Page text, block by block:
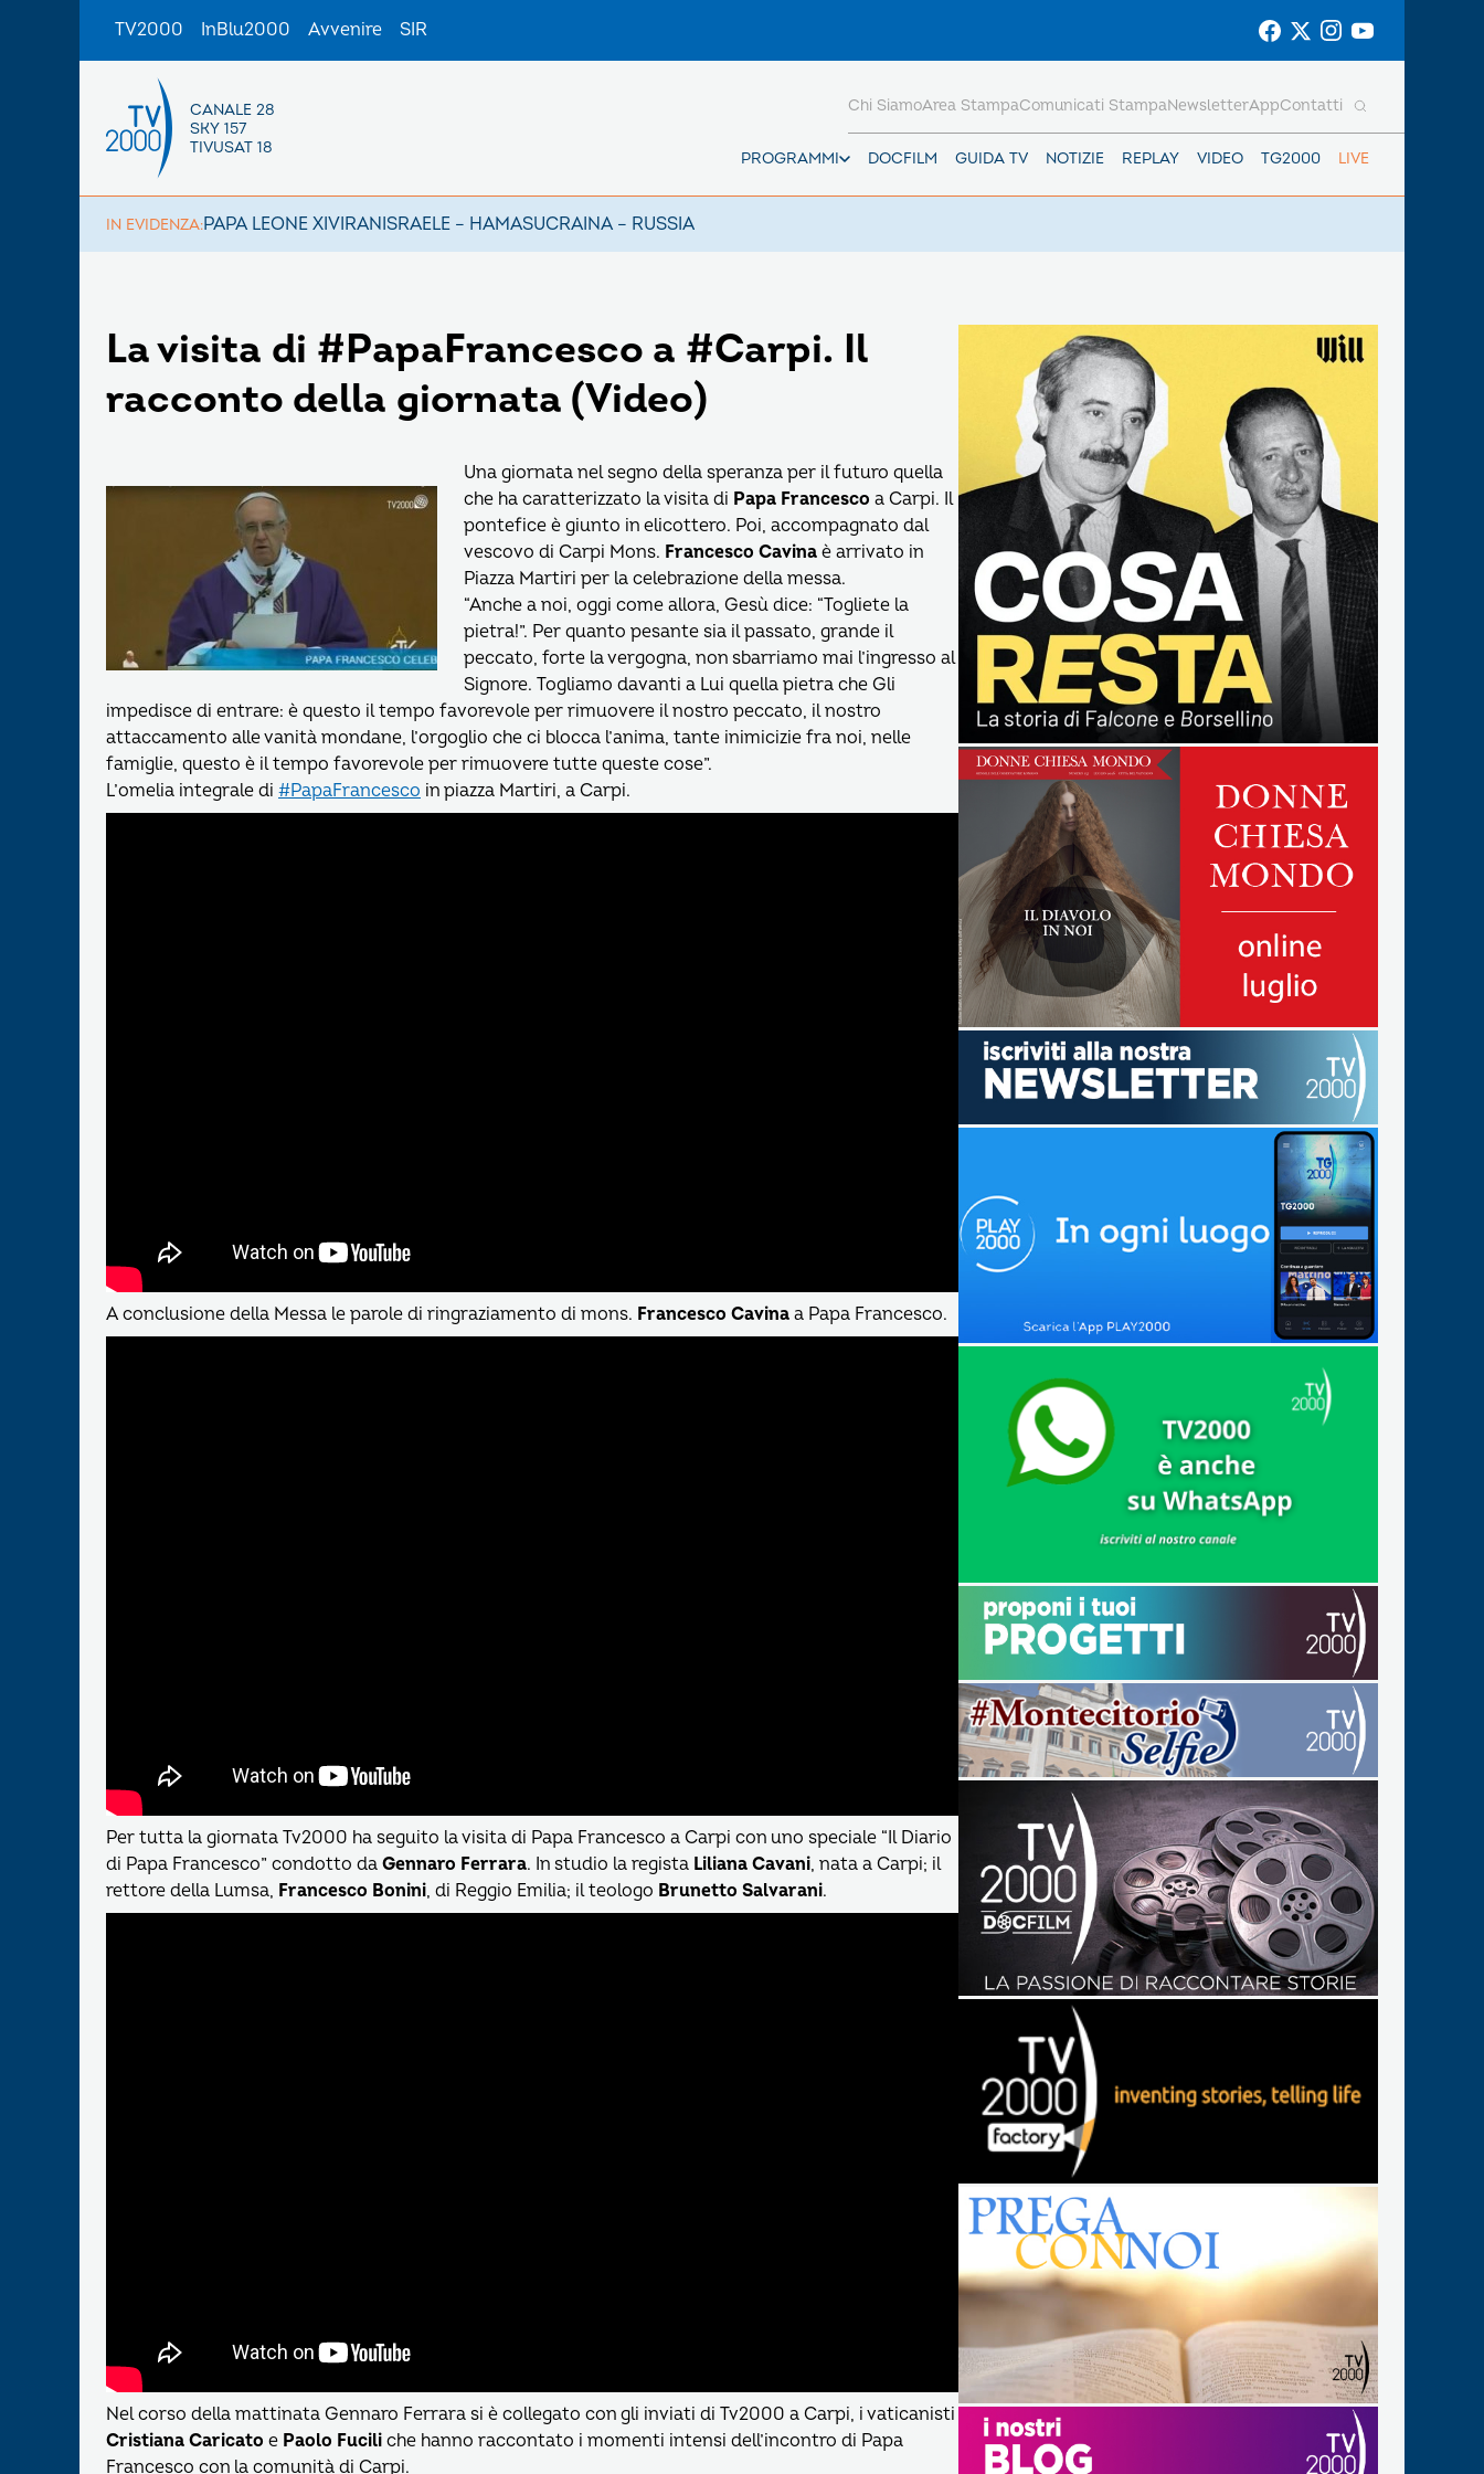
TV2000 InBlu2000 Avvenire SIR
CANALE 28
SKY 157
TIVUSAT 18
PROGRAMMI DOCFILM GUIDA TV NOTIZIE REPLAY VIDEO TG2000 LIVE
Chi SiamoArea StampaComunicati StampaNewsletterAppContatti
IN EVIDENZA:PAPA LEONE XIVIRANISRAELE – HAMASUCRAINA – RUSSIA
La visita di #PapaFrancesco a #Carpi. Il
racconto della giornata (Video)
Una giornata nel segno della speranza per il futuro quella
che ha caratterizzato la visita di Papa Francesco a Carpi. Il
pontefice è giunto in elicottero. Poi, accompagnato dal
vescovo di Carpi Mons. Francesco Cavina è arrivato in
Piazza Martiri per la celebrazione della messa.
“Anche a noi, oggi come allora, Gesù dice: “Togliete la
pietra!”. Per quanto pesante sia il passato, grande il
peccato, forte la vergogna, non sbarriamo mai l’ingresso al
Signore. Togliamo davanti a Lui quella pietra che Gli
impedisce di entrare: è questo il tempo favorevole per rimuovere il nostro peccato, il nostro
attaccamento alle vanità mondane, l’orgoglio che ci blocca l’anima, tante inimicizie fra noi, nelle
famiglie, questo è il tempo favorevole per rimuovere tutte queste cose”.
L’omelia integrale di #PapaFrancesco in piazza Martiri, a Carpi.
A conclusione della Messa le parole di ringraziamento di mons. Francesco Cavina a Papa Francesco.
Per tutta la giornata Tv2000 ha seguito la visita di Papa Francesco a Carpi con uno speciale “Il Diario
di Papa Francesco” condotto da Gennaro Ferrara. In studio la regista Liliana Cavani, nata a Carpi; il
rettore della Lumsa, Francesco Bonini, di Reggio Emilia; il teologo Brunetto Salvarani.
Nel corso della mattinata Gennaro Ferrara si è collegato con gli inviati di Tv2000 a Carpi, i vaticanisti
Cristiana Caricato e Paolo Fucili che hanno raccontato i momenti intensi dell’incontro di Papa
Francesco con la comunità di Carpi.